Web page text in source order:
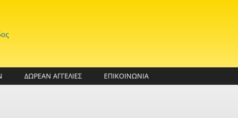
ΔΩΡΕΑΝ ΑΓΓΕΛΙΕΣ ΕΠΙΚΟΙΝΩΝΙΑ